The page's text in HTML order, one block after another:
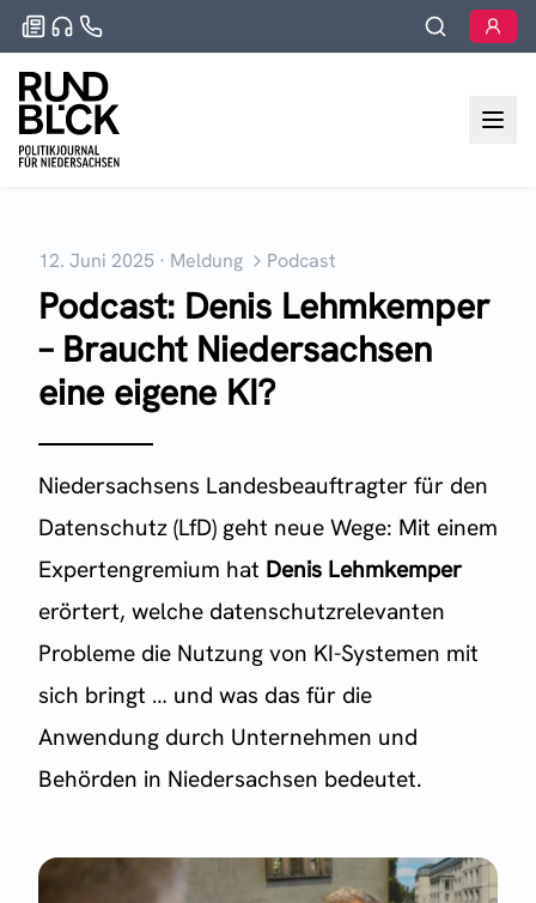
12. Juni 2025 · Meldung Podcast
Podcast: Denis Lehmkemper
– Braucht Niedersachsen
eine eigene KI?
Niedersachsens Landesbeauftragter für den
Datenschutz (LfD) geht neue Wege: Mit einem
Expertengremium hat Denis Lehmkemper
erörtert, welche datenschutzrelevanten
Probleme die Nutzung von KI-Systemen mit
sich bringt … und was das für die
Anwendung durch Unternehmen und
Behörden in Niedersachsen bedeutet.